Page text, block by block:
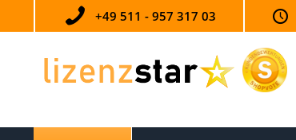
+49 511 - 957 317 03